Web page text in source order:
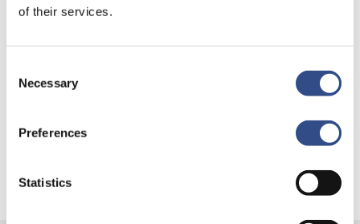
of their services.
Selection
Necessary
Preferences
Statistics
Nieuwe AI-primeur voor Maastricht Aachen Airport:
intelligent exoskelet ondersteunt vrachtafhandeling
Je kunt je nu aanmelden voor onze Burendag 2026!
Trainingsvlucht KLM